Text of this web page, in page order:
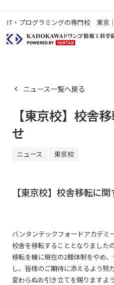
IT・プログラミングの専門校 東京
ニュース一覧へ戻る
【東京校】校舎
せ
ニュース 東京校
【東京校】校舎移転に
バンタンテックフォードアカデミ
校舎を移転することとなりました
移転を機に現在の2館体制をやめ
し、皆様のご期待に添えるよう努
変わらぬお引き立てを賜りますよ